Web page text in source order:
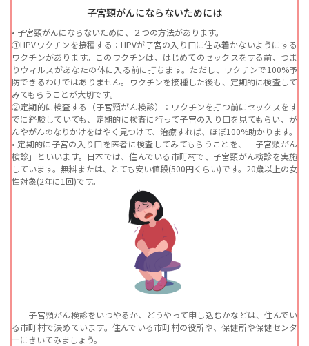
子宮頸がんにならないためには
• 子宮頸がんにならないために、２つの方法があります。
①HPVワクチンを接種する：HPVが子宮の入り口に住み着かないようにする
ワクチンがあります。このワクチンは、はじめてのセックスをする前、つま
りウィルスがあなたの体に入る前に打ちます。ただし、ワクチンで100%予
防できるわけではありません。
ワクチンを接種した後も、定期的に検査して
みてもらうことが大切です。
②定期的に検査する（子宮頸がん検診）：ワクチンを打つ前にセックスをす
でに経験していても、定期的に検査に行って子宮の入り口を見てもらい、が
んやがんのなりかけをはやく見つけて、治療すれば、ほぼ100%助かります。
• 定期的に子宮の入り口を医者に検査してみてもらうことを、「子宮頸がん
検診」といいます。日本では、住んでいる市町村で、子宮頸がん検診を実施
しています。無料または、とても安い値段(500円くらい)です。20歳以上の女
性対象(2年に1回)です。
子宮頸がん検診をいつやるか、どうやって申し込むかなどは、住んでい
る市町村で決めています。住んでいる市町村の役所や、保健所や保健センタ
ーにきいてみましょう。